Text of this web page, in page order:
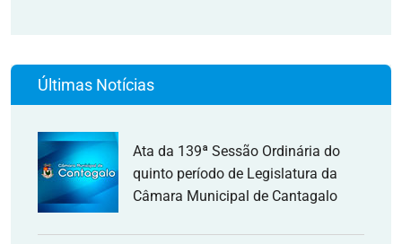
Últimas Notícias
Ata da 139ª Sessão Ordinária do
quinto período de Legislatura da
Câmara Municipal de Cantagalo